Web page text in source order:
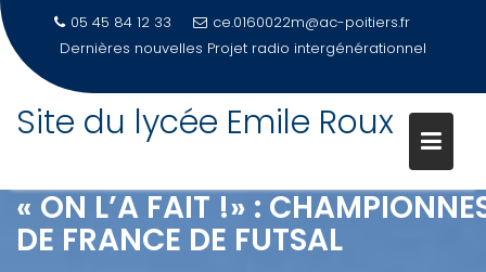
Skip
05 45 84 12 33
ce.0160022m@ac-poitiers.fr
Dernières nouvelles PORTES OUVERTES 2026-Samedi 21 mars
Site du lycée Emile Roux
« ON L’A FAIT !» :
DE FRANCE DE FUTSAL